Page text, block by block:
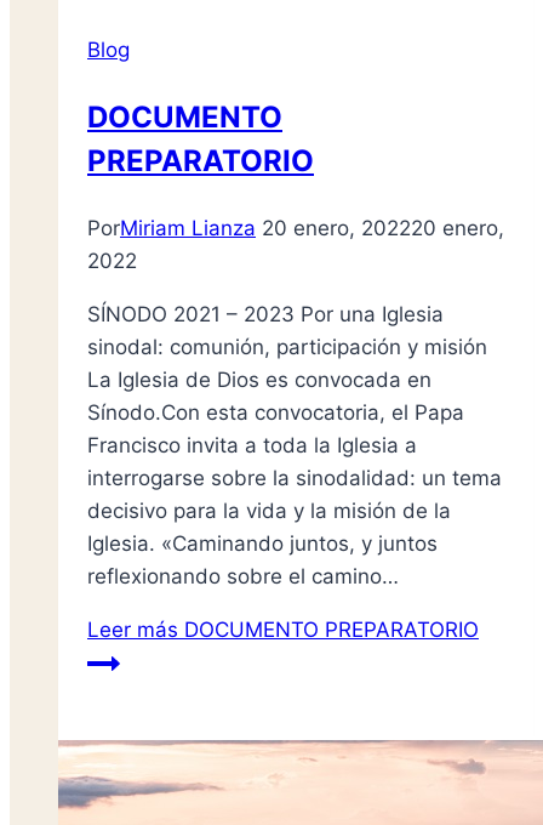
Blog
DOCUMENTO
PREPARATORIO
PorMiriam Lianza 20 enero, 202220 enero,
2022
SÍNODO 2021 – 2023 Por una Iglesia
sinodal: comunión, participación y misión
La Iglesia de Dios es convocada en
Sínodo.Con esta convocatoria, el Papa
Francisco invita a toda la Iglesia a
interrogarse sobre la sinodalidad: un tema
decisivo para la vida y la misión de la
Iglesia. «Caminando juntos, y juntos
reflexionando sobre el camino…
Leer más DOCUMENTO PREPARATORIO